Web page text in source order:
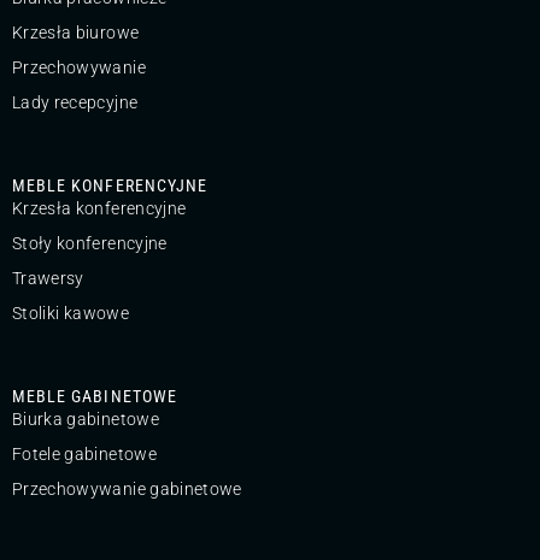
Krzesła biurowe
Przechowywanie
Lady recepcyjne
MEBLE KONFERENCYJNE
Krzesła konferencyjne
Stoły konferencyjne
Trawersy
Stoliki kawowe
MEBLE GABINETOWE
Biurka gabinetowe
Fotele gabinetowe
Przechowywanie gabinetowe